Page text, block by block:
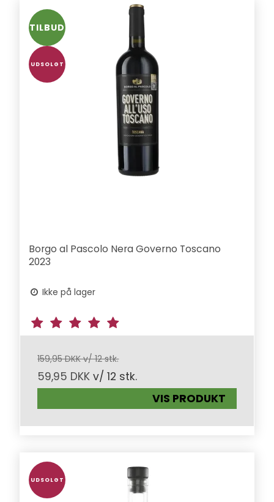
TILBUD
UDSOLGT
Borgo al Pascolo Nera Governo Toscano
2023
Ikke på lager
159,95 DKK v/ 12 stk.
59,95 DKK v/ 12 stk.
VIS PRODUKT
UDSOLGT